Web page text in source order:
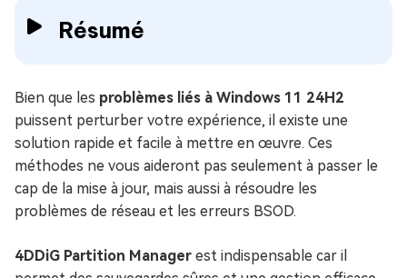
Résumé
Bien que les problèmes liés à Windows 11 24H2
puissent perturber votre expérience, il existe une
solution rapide et facile à mettre en œuvre. Ces
méthodes ne vous aideront pas seulement à passer le
cap de la mise à jour, mais aussi à résoudre les
problèmes de réseau et les erreurs BSOD.
4DDiG Partition Manager est indispensable car il